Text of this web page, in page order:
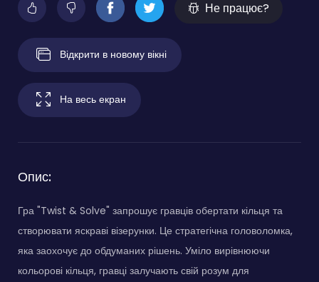
Не працює?
Відкрити в новому вікні
На весь екран
Опис:
Гра "Twist & Solve" запрошує гравців обертати кільця та
створювати яскраві візерунки. Це стратегічна головоломка,
яка заохочує до обдуманих рішень. Уміло вирівнюючи
кольорові кільця, гравці залучають свій розум для